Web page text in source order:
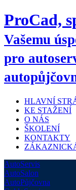
ProCad,
Vašemu
pro
HLAVNÍ
KE STAŽENÍ
O NÁS
ŠKOLENÍ
KONTAKTY
AutoServis
AutoSalon
AutoPůjčovna